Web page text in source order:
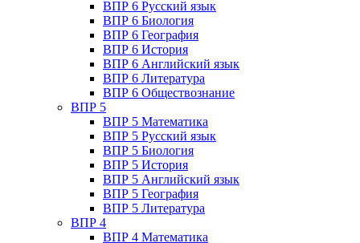
ВПР 6 Русский язык
ВПР 6 Биология
ВПР 6 География
ВПР 6 История
ВПР 6 Английский язык
ВПР 6 Литература
ВПР 6 Обществознание
ВПР 5
ВПР 5 Математика
ВПР 5 Русский язык
ВПР 5 Биология
ВПР 5 История
ВПР 5 Английский язык
ВПР 5 География
ВПР 5 Литература
ВПР 4
ВПР 4 Математика